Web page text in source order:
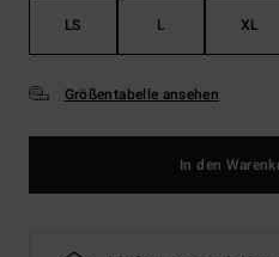
LS L XL
Größentabelle ansehen
In den